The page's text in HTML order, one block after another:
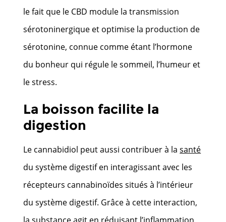
le fait que le CBD module la transmission
sérotoninergique et optimise la production de
sérotonine, connue comme étant l’hormone
du bonheur qui régule le sommeil, l’humeur et
le stress.
La boisson facilite la
digestion
Le cannabidiol peut aussi contribuer à lasanté
du système digestif en interagissant avec les
récepteurs cannabinoïdes situés à l’intérieur
du système digestif. Grâce à cette interaction,